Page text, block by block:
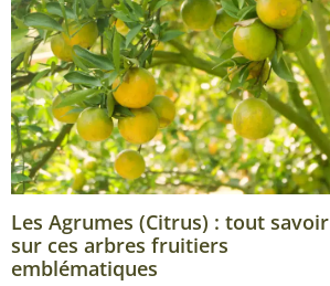
Les Agrumes (Citrus) : tout savoir
sur ces arbres fruitiers
emblématiques